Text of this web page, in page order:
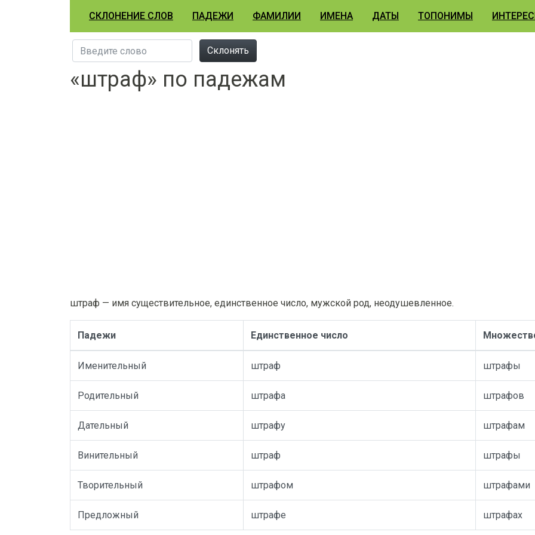
СКЛОНЕНИЕ СЛОВ ПАДЕЖИ ФАМИЛИИ ИМЕНА ДАТЫ ТОПОНИМЫ
Склонять
«штраф» по падежам
штраф — имя существительное, единственное число, мужской род, неодушевленное.
Падежи Единственное число
Именительный штраф штрафы
Родительный штрафа штрафов
Дательный штрафу штрафам
Винительный штраф штрафы
Творительный штрафом штрафами
Предложный штрафе штрафах